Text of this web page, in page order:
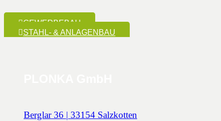
GEWERBEBAU
STAHL- & ANLAGENBAU
Berglar 36 | 33154 Salzkotten